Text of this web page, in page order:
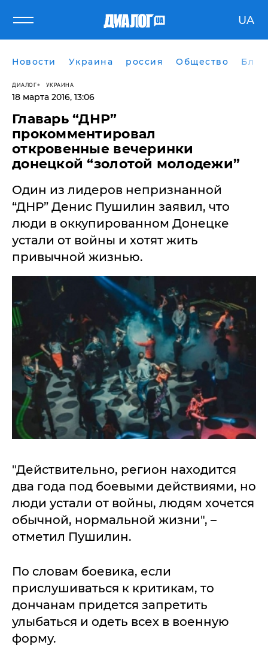
UA
Новости Украина россия Общество
ДИАЛОГ УКРАИНА
18 марта 2016, 13:06
Главарь “ДНР”
прокомментировал
откровенные вечеринки
донецкой “золотой молодежи”
Один из лидеров непризнанной
“ДНР” Денис Пушилин заявил, что
люди в оккупированном Донецке
устали от войны и хотят жить
привычной жизнью.
"Действительно, регион находится
два года под боевыми действиями, но
люди устали от войны, людям хочется
обычной, нормальной жизни", –
отметил Пушилин.
По словам боевика, если
прислушиваться к критикам, то
дончанам придется запретить
улыбаться и одеть всех в военную
форму.